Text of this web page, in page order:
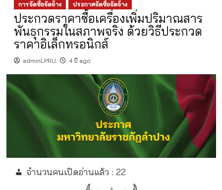
การจัดซื้อจัดจ้าง ประกาศจัดซื้อจัดจ้าง
ประกวดราคาซื้อเครื่องเพิ่มปริมาณสาร
พันธุกรรมในสภาพจริง ด้วยวิธีประกวด
ราคาอิเล็กทรอนิกส์
adminLPRU 4 ปี ago
จำนวนคนเปิดอ่านแล้ว : 22